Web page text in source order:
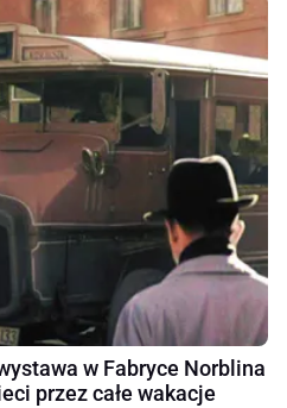
w Fabryce Norblina
przez całe wakacje